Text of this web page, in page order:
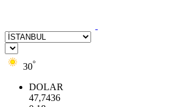
30°
DOLAR
47,7436